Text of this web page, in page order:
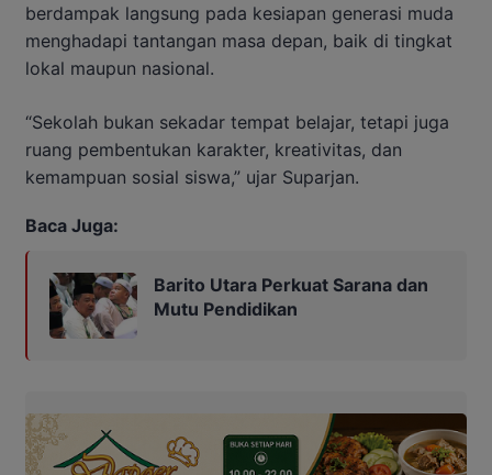
berdampak langsung pada kesiapan generasi muda
menghadapi tantangan masa depan, baik di tingkat
lokal maupun nasional.
“Sekolah bukan sekadar tempat belajar, tetapi juga
ruang pembentukan karakter, kreativitas, dan
kemampuan sosial siswa,” ujar Suparjan.
Baca Juga:
Barito Utara Perkuat Sarana dan
Mutu Pendidikan